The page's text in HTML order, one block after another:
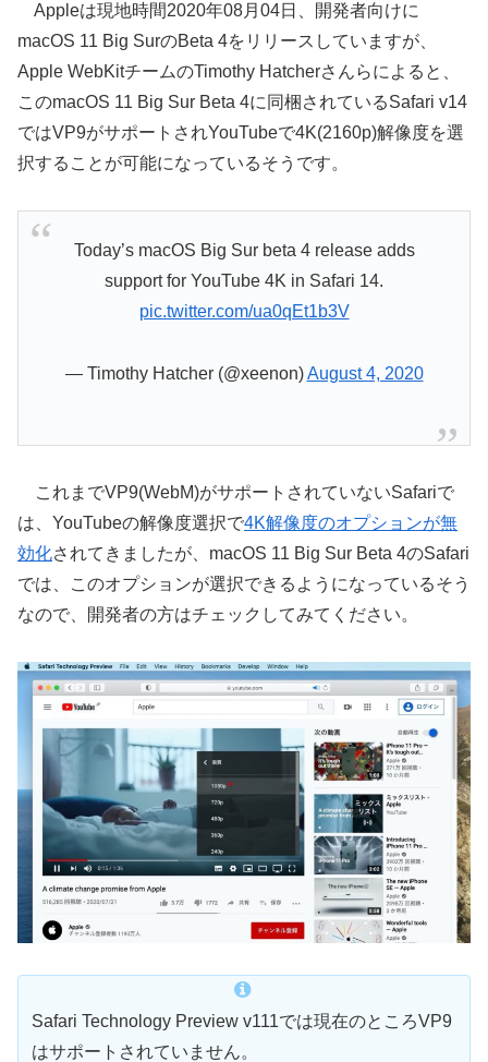
Appleは現地時間2020年08月04日、開発者向けに
macOS 11 Big SurのBeta 4をリリースしていますが、
Apple WebKitチームのTimothy Hatcherさんらによると、
このmacOS 11 Big Sur Beta 4に同梱されているSafari v14
ではVP9がサポートされYouTubeで4K(2160p)解像度を選
択することが可能になっているそうです。
Today’s macOS Big Sur beta 4 release adds
support for YouTube 4K in Safari 14.
pic.twitter.com/ua0qEt1b3V
— Timothy Hatcher (@xeenon)August 4, 2020
これまでVP9(WebM)がサポートされていないSafariで
は、YouTubeの解像度選択で4K解像度のオプションが無
効化されてきましたが、macOS 11 Big Sur Beta 4のSafari
では、このオプションが選択できるようになっているそう
なので、開発者の方はチェックしてみてください。
Safari Technology Preview v111では現在のところVP9
はサポートされていません。